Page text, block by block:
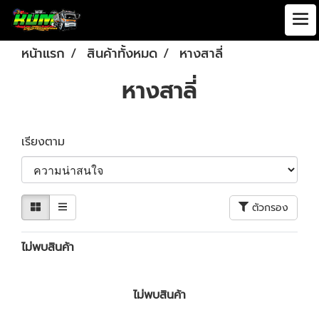
หน้าแรก สินค้าทั้งหมด หางสาลี่
หางสาลี่
เรียงตาม
ตัวกรอง
ไม่พบสินค้า
ไม่พบสินค้า